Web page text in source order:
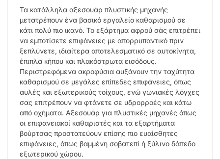
Τα κατάλληλα αξεσουάρ πλυστικής μηχανής
μετατρέπουν ένα βασικό εργαλείο καθαρισμού σε
κάτι πολύ πιο ικανό. Το εξάρτημα αφρού σάς επιτρέπει
να εμποτίσετε επιφάνειες με απορρυπαντικό πριν
ξεπλύνετε, ιδιαίτερα αποτελεσματικό σε αυτοκίνητα,
έπιπλα κήπου και πλακόστρωτα εισόδους.
Περιστρεφόμενα ακροφύσια αυξάνουν την ταχύτητα
καθαρισμού σε μεγάλες επίπεδες επιφάνειες, όπως
αυλές και εξωτερικούς τοίχους, ενώ γωνιακές λόγχες
σας επιτρέπουν να φτάνετε σε υδρορροές και κάτω
από οχήματα. Αξεσουάρ για πλυστικές μηχανές όπως
οι επιφανειακοί καθαριστές και τα εξαρτήματα
βούρτσας προστατεύουν επίσης πιο ευαίσθητες
επιφάνειες, όπως βαμμένη σοβατεπί ή ξύλινο δάπεδο
εξωτερικού χώρου.